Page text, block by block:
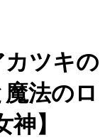
カツキの
法のロ
】